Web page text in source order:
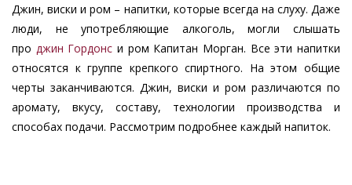
Джин, виски и ром – напитки, которые всегда на слуху. Даже
люди, не употребляющие алкоголь, могли слышать
про джин Гордонс и ром Капитан Морган. Все эти напитки
относятся к группе крепкого спиртного. На этом общие
черты заканчиваются. Джин, виски и ром различаются по
аромату, вкусу, составу, технологии производства и
способах подачи. Рассмотрим подробнее каждый напиток.